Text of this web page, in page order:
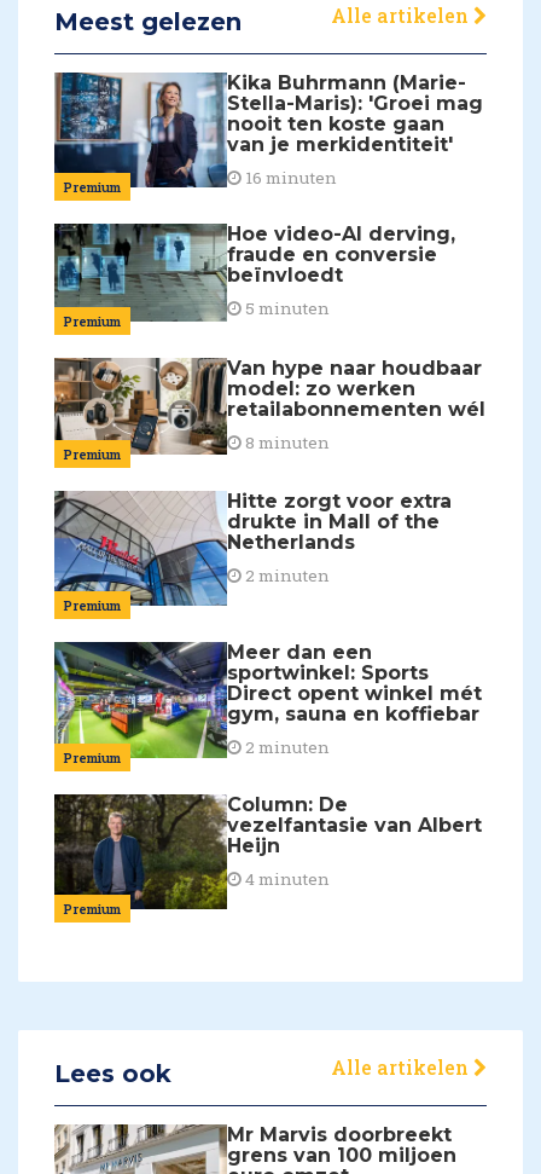
Meest gelezen Alle artikelen
Premium
Kika Buhrmann (Marie-
Stella-Maris): 'Groei mag
nooit ten koste gaan
van je merkidentiteit'
16 minuten
Premium
Hoe video-AI derving,
fraude en conversie
beïnvloedt
5 minuten
Premium
Van hype naar houdbaar
model: zo werken
retailabonnementen wél
8 minuten
Premium
Hitte zorgt voor extra
drukte in Mall of the
Netherlands
2 minuten
Premium
Meer dan een
sportwinkel: Sports
Direct opent winkel mét
gym, sauna en koffiebar
2 minuten
Premium
Column: De
vezelfantasie van Albert
Heijn
4 minuten
Lees ook Alle artikelen
Mr Marvis doorbreekt
grens van 100 miljoen